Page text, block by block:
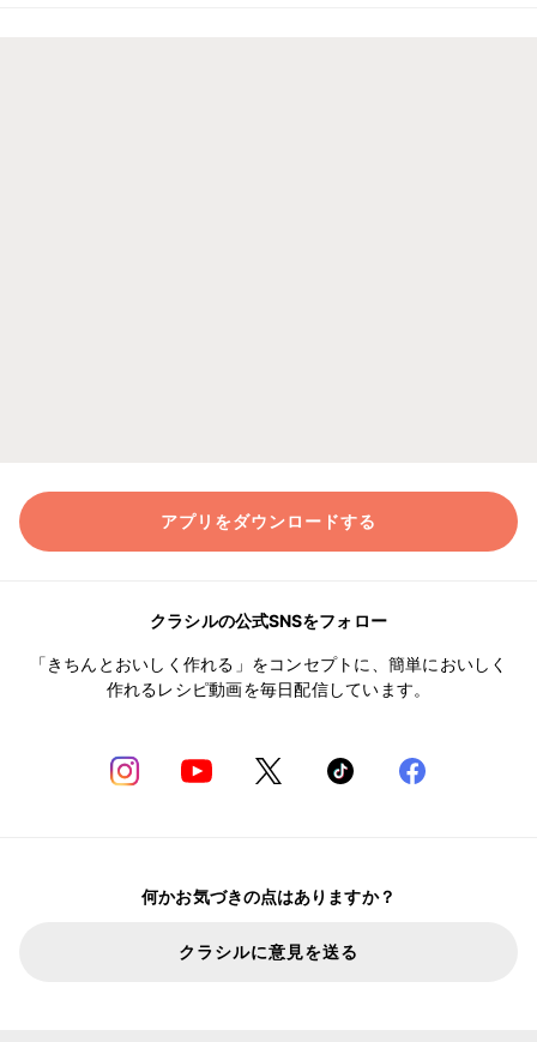
アプリをダウンロードする
クラシルの公式SNSをフォロー
「きちんとおいしく作れる」をコンセプトに、簡単においしく
作れるレシピ動画を毎日配信しています。
何かお気づきの点はありますか？
クラシルに意見を送る